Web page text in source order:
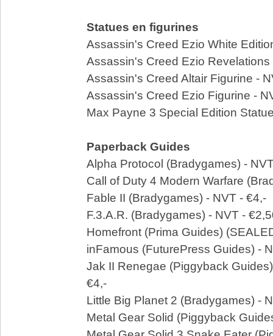
Statues en figurines
Assassin's Creed Ezio White
Assassin's Creed Ezio
Assassin's Creed Altair Figurine -
Assassin's Creed Ezio Figurine -
Max Payne 3 Special Edition
Paperback Guides
Alpha Protocol (Bradygames) -
Call of Duty 4 Modern Warfare
Fable II (Bradygames) - NVT - €4,-
F.3.A.R. (Bradygames) - NVT -
Homefront (Prima Guides)
inFamous (FuturePress Guides) -
Jak II Renegae (Piggyback
€4,-
Little Big Planet 2 (Bradygames) -
Metal Gear Solid (Piggyback